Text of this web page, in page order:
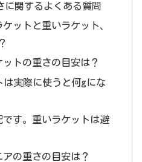
に関するよくある質問
ットと重いラケット、
トの重さの目安は？
実際に使うと何gにな
す。重いラケットは避
の重さの目安は？